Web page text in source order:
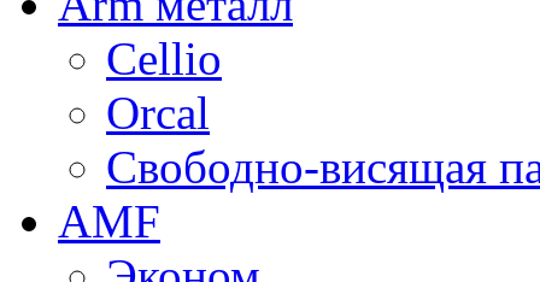
Cellio
Orcal
Свободно-висящая
AMF